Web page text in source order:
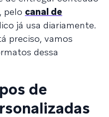
pelo canal de
já usa diariamente.
preciso, vamos
dessa
de